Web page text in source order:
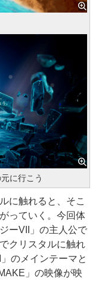
に行こう
に触れると、そこ
っていく。今回体
ーVII」の主人公で
クリスタルに触れ
のメインテーマと
」の映像が映